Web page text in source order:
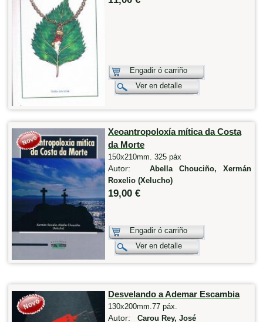
Engadir ó carriño
Ver en detalle
Xeoantropoloxía mítica da Costa
da Morte
150x210mm. 325 páx
Autor: Abella Chouciño, Xermán
Roxelio (Xelucho)
19,00 €
Engadir ó carriño
Ver en detalle
Desvelando a Ademar Escambia
130x200mm.77 páx.
Autor: Carou Rey, José